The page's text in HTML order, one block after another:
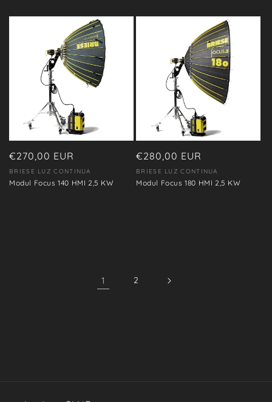
Precio
habitual
€270,00 EUR
Proveedor:
BRIESE LUZ CONTINUA
Modul Focus 140 HMI 2,5 KW
Precio
habitual
€280,00 EUR
Proveedor:
BRIESE LUZ CONTINUA
Modul Focus 180 HMI 2,5 KW
1 2